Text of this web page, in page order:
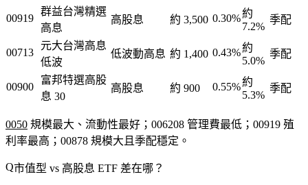
00919
群益台灣精選
高息
高股息 約 3,500 0.30%約
7.2%
季配
00713
元大台灣高息
低波
低波動高息 約 1,400 0.43%約
5.0%
季配
00900
富邦特選高股
息 30
高股息 約 900 0.55%約
5.3%
季配
0050 規模最大、流動性最好；006208 管理費最低；00919 殖
利率最高；00878 規模大且季配穩定。
市值型 vs 高股息 ETF 差在哪？